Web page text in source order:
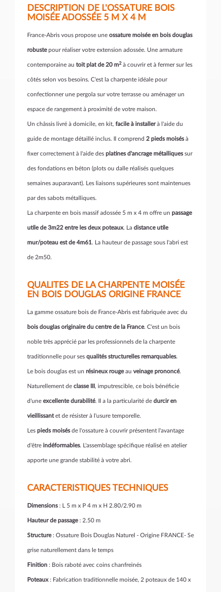
DESCRIPTION DE L'OSSATURE BOIS
MOISÉE ADOSSÉE 5 M X 4 M
France-Abris vous propose une ossature moisée en bois douglas
robustepour réaliser votre extension adossée. Une armature
contemporaine au toit plat de 20 m2 à couvrir et à fermer sur les
côtés selon vos besoins. C'est la charpente idéale pour
confectionner une pergola sur votre terrasse ou aménager un
espace de rangement à proximité de votre maison.
Un châssis livré à domicile, en kit, facile à installerà l'aide du
guide de montage détaillé inclus. Il comprend 2 pieds moisésà
fixer correctement à l'aide des platines d'ancrage métalliquessur
des fondations en béton (plots ou dalle réalisés quelques
semaines auparavant). Les liaisons supérieures sont maintenues
par des sabots métalliques.
La charpente en bois massif adossée 5 m x 4 m offre un passage
utile de 3m22 entre les deux poteaux. La distance utile
mur/poteau est de 4m61. La hauteur de passage sous l'abri est
de 2m50.
QUALITES DE LA CHARPENTE MOISÉE
EN BOIS DOUGLAS ORIGINE FRANCE
La gamme ossature bois de France-Abris est fabriquée avec du
bois douglas originaire du centre de la France. C'est un bois
noble très apprécié par les professionnels de la charpente
traditionnelle pour ses qualités structurelles remarquables.
Le bois douglas est un résineux rougeau veinage prononcé.
Naturellement de classe III , imputrescible, ce bois bénéficie
d'une excellente durabilité. Il a la particularité de durcir en
vieillissantet de résister à l'usure temporelle.
Les pieds moisésde l'ossature à couvrir présentent l'avantage
d'être indéformables. L'assemblage spécifique réalisé en atelier
apporte une grande stabilité à votre abri.
CARACTERISTIQUES TECHNIQUES
Dimensions: L 5 m x P 4 m x H 2.80/2.90 m
Hauteur de passage: 2.50 m
Structure: Ossature Bois Douglas Naturel - Origine FRANCE- Se
grise naturellement dans le temps
Finition : Bois raboté avec coins chanfreinés
Poteaux: Fabrication traditionnelle moisée, 2 poteaux de 140 x